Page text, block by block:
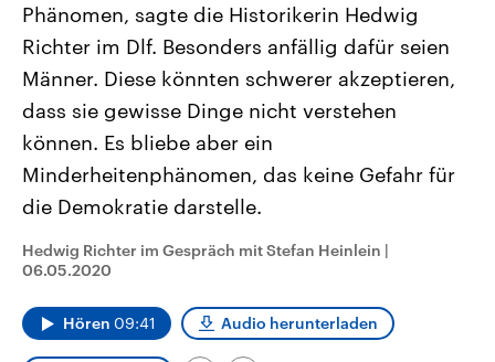
USA
Aktuelle Beiträge, Analysen und
Hintergründe
Wirtschaftlich und militärisch
gehören die Vereinigten Staaten zu
den mächtigsten Ländern der Erde,
mit großem Einfluss auf das
Nahostkonflikt
Aktuelle Lage und
Der Überfall der
Terrororganisation Hamas
Oktober 2023 auf Israel
Region wieder die
Libanon vom Iran
Sendungen Programm
Audio-Archiv
Phänomen, sagte die Historikerin Hedwig
Richter im Dlf. Besonders anfällig dafür seien
Männer. Diese könnten schwerer akzeptieren,
dass sie gewisse Dinge nicht verstehen
können. Es bliebe aber ein
Minderheitenphänomen, das keine Gefahr für
die Demokratie darstelle.
Hedwig Richter im Gespräch mit Stefan Heinlein |
06.05.2020
Hören 09:41 Audio herunterladen